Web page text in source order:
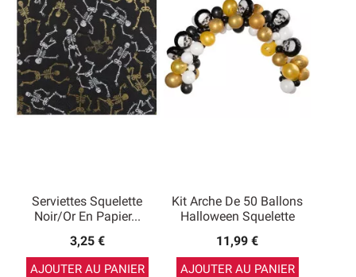
Serviettes Squelette
Noir/or En Papier...
3,25 €
AJOUTER AU PANIER
Kit Arche De 50 Ballons
Halloween Squelette
11,99 €
AJOUTER AU PANIER